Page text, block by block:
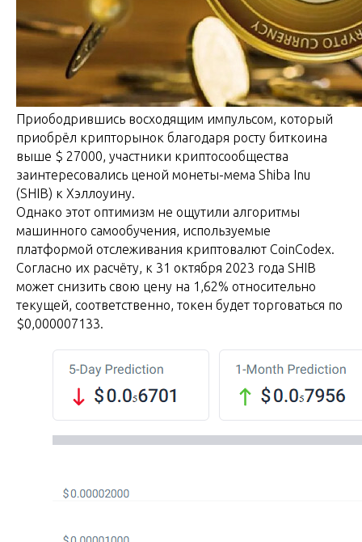
Приободрившись восходящим импульсом, который
приобрёл крипторынок благодаря росту биткоина
выше $ 27000, участники криптосообщества
заинтересовались ценой монеты-мема Shiba Inu
(SHIB) к Хэллоуину.
Однако этот оптимизм не ощутили алгоритмы
машинного самообучения, используемые
платформой отслеживания криптовалют CoinCodex.
Согласно их расчёту, к 31 октября 2023 года SHIB
может снизить свою цену на 1,62% относительно
текущей, соответственно, токен будет торговаться по
$0,000007133.